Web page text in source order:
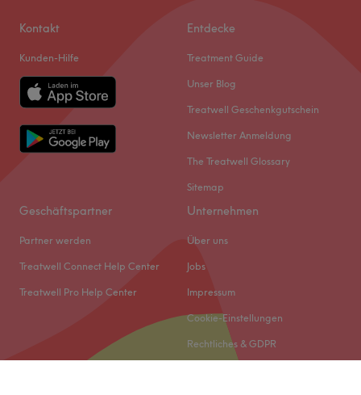
Kontakt
Kunden-Hilfe
Entdecke
Treatment Guide
Unser Blog
Treatwell Geschenkgutschein
Newsletter Anmeldung
The Treatwell Glossary
Sitemap
Geschäftspartner
Partner werden
Treatwell Connect Help Center
Treatwell Pro Help Center
Unternehmen
Über uns
Jobs
Impressum
Cookie-Einstellungen
Rechtliches & GDPR